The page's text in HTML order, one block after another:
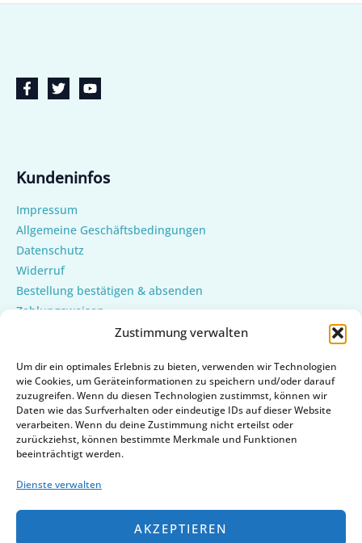
Zustimmung verwalten
Um dir ein optimales Erlebnis zu bieten, verwenden wir Technologien
wie Cookies, um Geräteinformationen zu speichern und/oder darauf
zuzugreifen. Wenn du diesen Technologien zustimmst, können wir
Daten wie das Surfverhalten oder eindeutige IDs auf dieser Website
verarbeiten. Wenn du deine Zustimmung nicht erteilst oder
zurückziehst, können bestimmte Merkmale und Funktionen
beeinträchtigt werden.
Dienste verwalten
AKZEPTIEREN
Kundeninfos
Impressum
Allgemeine Geschäftsbedingungen
Datenschutz
Widerruf
Bestellung bestätigen & absenden
Zahlungsweisen
Versand & Lieferung
Cookie-Richtlinie (EU)